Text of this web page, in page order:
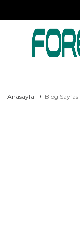
Anasayfa Blog Sayfası